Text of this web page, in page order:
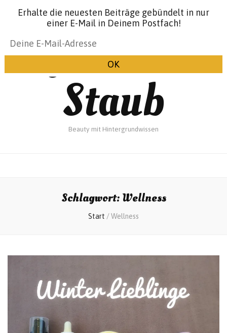
Glanz &
Staub
Beauty mit Hintergrundwissen
Schlagwort: Wellness
Start /Wellness
Erhalte die neuesten Beiträge gebündelt in nur
einer E-Mail in Deinem Postfach!